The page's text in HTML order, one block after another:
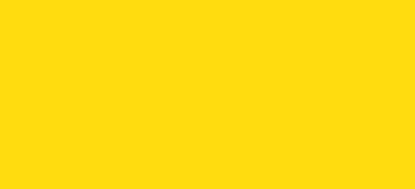
wurde sehr unproblemati...